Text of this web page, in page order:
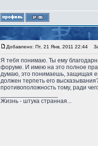
Добавлено: Пт, 21 Янв, 2011 22:44
Я тебя понимаю. Ты ему
форуме. И имею на это полное
думаю, это понимаешь, защищая
должен терпеть его
противоположность тому, ради
Жизнь - штука странная...